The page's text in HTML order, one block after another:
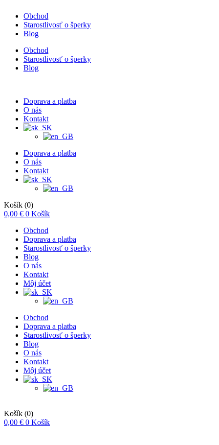
Obchod
Starostlivosť o šperky
Blog
Obchod
Starostlivosť o šperky
Blog
Doprava a platba
O nás
Kontakt
Doprava a platba
O nás
Kontakt
Košík (0)
0,00 € 0 Košík
Obchod
Doprava a platba
Starostlivosť o šperky
Blog
O nás
Kontakt
Môj účet
Obchod
Doprava a platba
Starostlivosť o šperky
Blog
O nás
Kontakt
Môj účet
Košík (0)
0,00 € 0 Košík